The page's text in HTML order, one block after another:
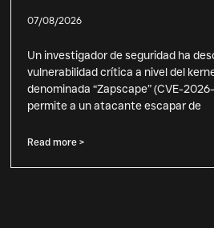
07/08/2026
Un investigador de seguridad ha
vulnerabilidad crítica a nivel del
denominada “Zapscape” (CVE-
permite a un atacante escapar de
Read more >